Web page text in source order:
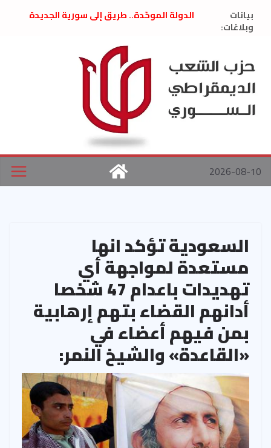
بيانات
وبلاغات:
الدولة الموحّدة.. طريق إلى سورية الجديدة
العام السابق لحزب الاتحاد الاشتراكي العربي
الديمقراطي
بلاغ صادر عن اجتماع اللجنة المركزية نيسان
2026
الحرب الأمريكية الإسرائيلية على نظام الملالي
في إيران .. بيان من حزب الشعب الديمقراطي
السوري
2026-08-10
السعودية تؤكد انها
مستعدة لمواجهة أي
تهديدات باعدام 47 شخصا
أدانهم القضاء بتهم إرهابية
بمن فيهم أعضاء في
«القاعدة» والشيخ النمر: